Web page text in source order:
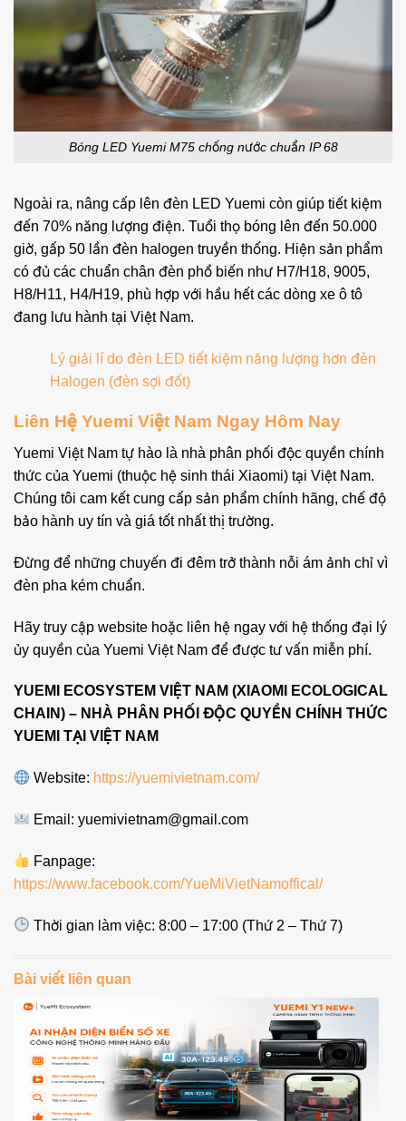
Bóng LED Yuemi M75 chống nước chuẩn IP 68
Ngoài ra, nâng cấp lên đèn LED Yuemi còn giúp tiết kiệm
đến 70% năng lượng điện. Tuổi thọ bóng lên đến 50.000
giờ, gấp 50 lần đèn halogen truyền thống. Hiện sản phẩm
có đủ các chuẩn chân đèn phổ biến như H7/H18, 9005,
H8/H11, H4/H19, phù hợp với hầu hết các dòng xe ô tô
đang lưu hành tại Việt Nam.
Lý giải lí do đèn LED tiết kiệm năng lượng hơn đèn
Halogen (đèn sợi đốt)
Liên Hệ Yuemi Việt Nam Ngay Hôm Nay
Yuemi Việt Nam tự hào là nhà phân phối độc quyền chính
thức của Yuemi (thuộc hệ sinh thái Xiaomi) tại Việt Nam.
Chúng tôi cam kết cung cấp sản phẩm chính hãng, chế độ
bảo hành uy tín và giá tốt nhất thị trường.
Đừng để những chuyến đi đêm trở thành nỗi ám ảnh chỉ vì
đèn pha kém chuẩn.
Hãy truy cập website hoặc liên hệ ngay với hệ thống đại lý
ủy quyền của Yuemi Việt Nam để được tư vấn miễn phí.
YUEMI ECOSYSTEM VIỆT NAM (XIAOMI ECOLOGICAL
CHAIN) – NHÀ PHÂN PHỐI ĐỘC QUYỀN CHÍNH THỨC
YUEMI TẠI VIỆT NAM
Website: https://yuemivietnam.com/
Email: yuemivietnam@gmail.com
Fanpage:
https://www.facebook.com/YueMiVietNamoffical/
Thời gian làm việc: 8:00 – 17:00 (Thứ 2 – Thứ 7)
Bài viết liên quan